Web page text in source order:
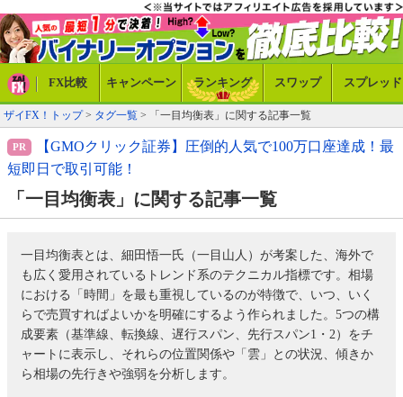
FX比較 キャンペーン ランキング スワップ スプレッド
ザイFX！トップ> タグ一覧 > 「一目均衡表」に関する記事一覧
【GMOクリック証券】圧倒的人気で100万口座達成！最
短即日で取引可能！
「一目均衡表」に関する記事一覧
一目均衡表とは、細田悟一氏（一目山人）が考案した、海外で
も広く愛用されているトレンド系のテクニカル指標です。相場
における「時間」を最も重視しているのが特徴で、いつ、いく
らで売買すればよいかを明確にするよう作られました。5つの構
成要素（基準線、転換線、遅行スパン、先行スパン1・2）をチ
ャートに表示し、それらの位置関係や「雲」との状況、傾きか
ら相場の先行きや強弱を分析します。